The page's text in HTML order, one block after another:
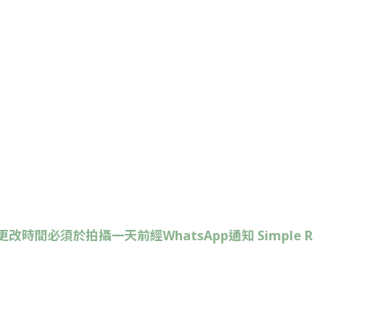
改時間必須於拍攝一天前經WhatsApp通知 Simple R